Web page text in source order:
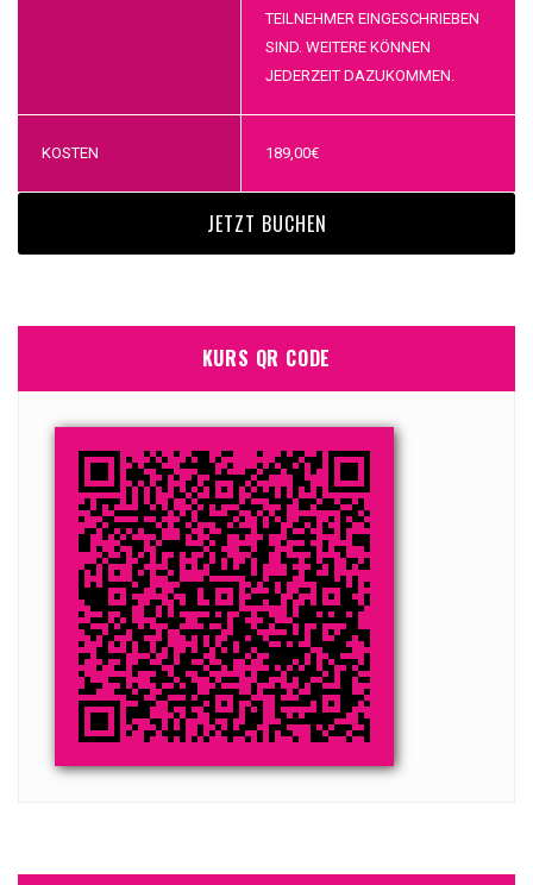
TEILNEHMER EINGESCHRIEBEN
SIND. WEITERE KÖNNEN
JEDERZEIT DAZUKOMMEN.
KOSTEN 189,00€
JETZT BUCHEN
KURS QR CODE